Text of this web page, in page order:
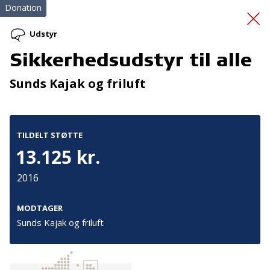
hjælp til demente
Donation
Udstyr
Sikkerhedsudstyr til alle
Sunds Kajak og friluft
TILDELT STØTTE
13.125 kr.
2016
MODTAGER
Sunds Kajak og friluft
Tilmeld nyhedsbrev
De seneste nyheder om TrygFondens og TryghedsGruppens
aktiviteter direkte i din indbakke.
Tilmeld